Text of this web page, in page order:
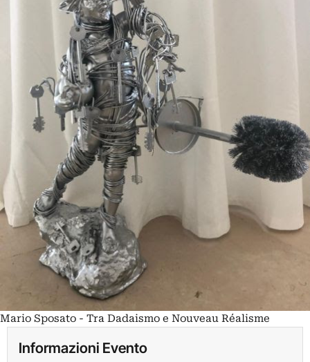
Mario Sposato - Tra Dadaismo e Nouveau Réalisme
Informazioni Evento